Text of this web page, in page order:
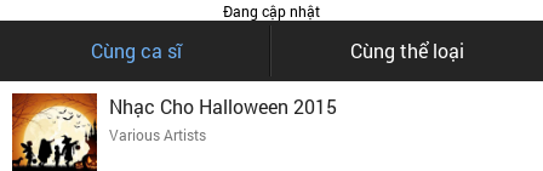
Đang cập nhật
Cùng ca sĩ Cùng thể loại
Nhạc Cho Halloween 2015
Various Artists